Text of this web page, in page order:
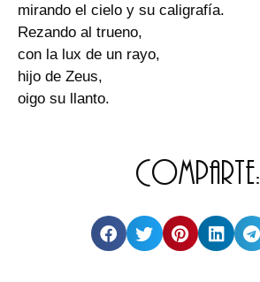
mirando el cielo y su caligrafía.
Rezando al trueno,
con la lux de un rayo,
hijo de Zeus,
oigo su llanto.
Comparte: